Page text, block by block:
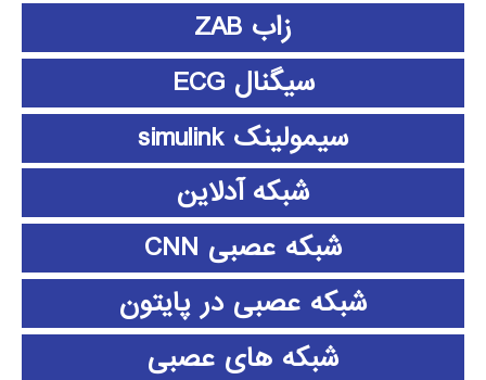
زاب ZAB
سیگنال ECG
سیمولینک simulink
شبکه آدلاین
شبکه عصبی CNN
شبکه عصبی در پایتون
شبکه های عصبی